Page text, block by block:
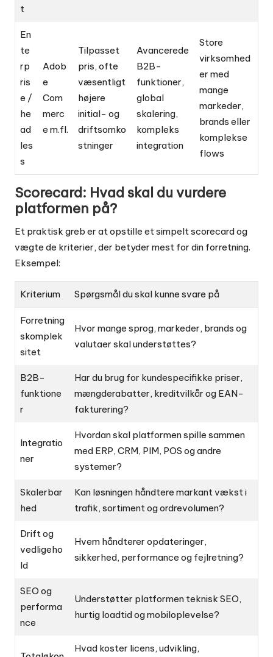
t
En
te
rp
ris
e /
he
ad
les
s
Adob
e
Com
merc
e m.fl.
Tilpasset
pris, ofte
væsentligt
højere
initial- og
driftsomko
stninger
Avancerede
B2B-
funktioner,
global
skalering,
kompleks
integration
Store
virksomhed
er med
mange
markeder,
brands eller
komplekse
flows
Scorecard: Hvad skal du vurdere
platformen på?
Et praktisk greb er at opstille et simpelt scorecard og
vægte de kriterier, der betyder mest for din forretning.
Eksempel:
Kriterium Spørgsmål du skal kunne svare på
Forretning
skomplek
sitet
Hvor mange sprog, markeder, brands og
valutaer skal understøttes?
B2B-
funktione
r
Har du brug for kundespecifikke priser,
mængderabatter, kreditvilkår og EAN-
fakturering?
Integratio
ner
Hvordan skal platformen spille sammen
med ERP, CRM, PIM, POS og andre
systemer?
Skalerbar
hed
Kan løsningen håndtere markant vækst i
trafik, sortiment og ordrevolumen?
Drift og
vedligeho
ld
Hvem håndterer opdateringer,
sikkerhed, performance og fejlretning?
SEO og
performa
nce
Understøtter platformen teknisk SEO,
hurtig loadtid og mobiloplevelse?
Hvad koster licens, udvikling,